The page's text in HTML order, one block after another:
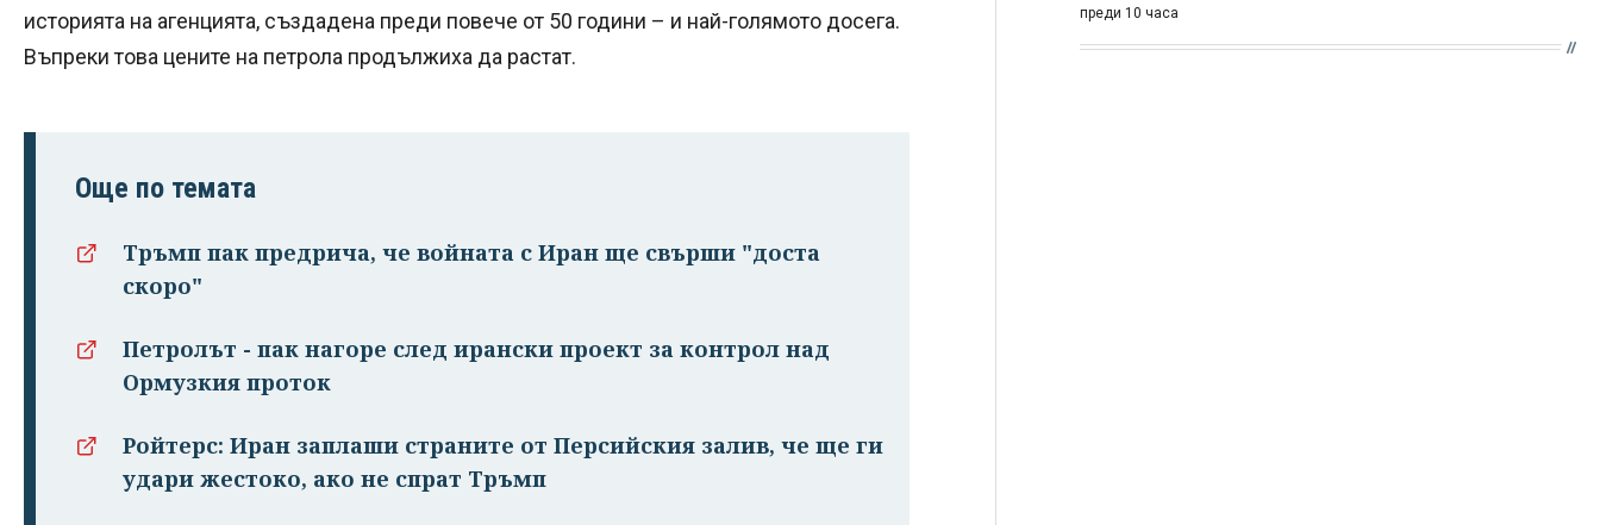
историята на агенцията, създадена преди повече от 50 години – и най-голямото досега.
Въпреки това цените на петрола продължиха да растат.
Още по темата
Тръмп пак предрича, че войната с Иран ще свърши "доста
скоро"
Петролът - пак нагоре след ирански проект за контрол над
Ормузкия проток
Ройтерс: Иран заплаши страните от Персийския залив, че ще ги
удари жестоко, ако не спрат Тръмп
преди 10 часа